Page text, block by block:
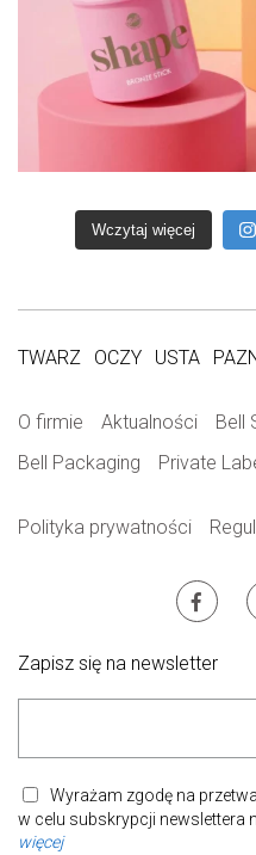
Wczytaj więcej
TWARZ OCZY USTA
O firmie Aktualności Bell
Bell Packaging
Private
Polityka prywatności
Zapisz się na newsletter
Wyrażam zgodę na
w celu subskrypcji newslettera
więcej